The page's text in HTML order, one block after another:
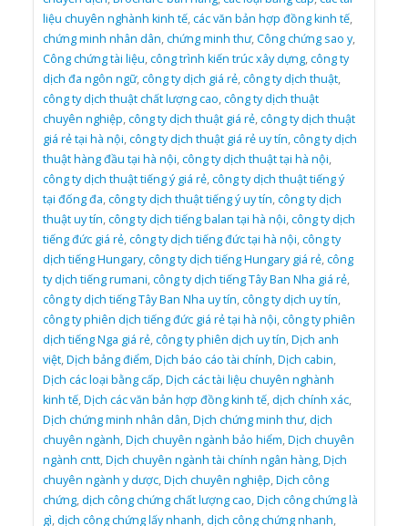
liệu chuyên nghành kinh tế,các văn bản hợp đồng kinh tế,
chứng minh nhân dân,chứng minh thư,Công chứng sao y,
Công chứng tài liệu,công trình kiến trúc xây dựng,công ty
dịch đa ngôn ngữ,công ty dịch giá rẻ,công ty dịch thuật,
công ty dịch thuật chất lượng cao,công ty dịch thuật
chuyên nghiệp,công ty dịch thuật giá rẻ,công ty dịch thuật
giá rẻ tại hà nội,công ty dịch thuật giá rẻ uy tín,công ty dịch
thuật hàng đầu tại hà nội,công ty dịch thuật tại hà nội,
công ty dịch thuật tiếng ý giá rẻ,công ty dịch thuật tiếng ý
tại đống đa,công ty dịch thuật tiếng ý uy tín,công ty dịch
thuật uy tín,công ty dịch tiếng balan tại hà nội,công ty dịch
tiếng đức giá rẻ,công ty dịch tiếng đức tại hà nội,công ty
dịch tiếng Hungary,công ty dịch tiếng Hungary giá rẻ,công
ty dịch tiếng rumani,công ty dịch tiếng Tây Ban Nha giá rẻ,
công ty dịch tiếng Tây Ban Nha uy tín,công ty dịch uy tín,
công ty phiên dịch tiếng đức giá rẻ tại hà nội,công ty phiên
dịch tiếng Nga giá rẻ,công ty phiên dịch uy tín,Dịch anh
việt,Dịch bảng điểm,Dịch báo cáo tài chính,Dịch cabin,
Dịch các loại bằng cấp,Dịch các tài liệu chuyên nghành
kinh tế,Dịch các văn bản hợp đồng kinh tế,dịch chính xác,
Dịch chứng minh nhân dân,Dịch chứng minh thư,dịch
chuyên ngành,Dịch chuyên ngành bảo hiểm,Dịch chuyên
ngành cntt,Dịch chuyên ngành tài chính ngân hàng,Dịch
chuyên ngành y dược,Dịch chuyên nghiệp,Dịch công
chứng,dịch công chứng chất lượng cao,Dịch công chứng là
gì,dịch công chứng lấy nhanh,dịch công chứng nhanh,